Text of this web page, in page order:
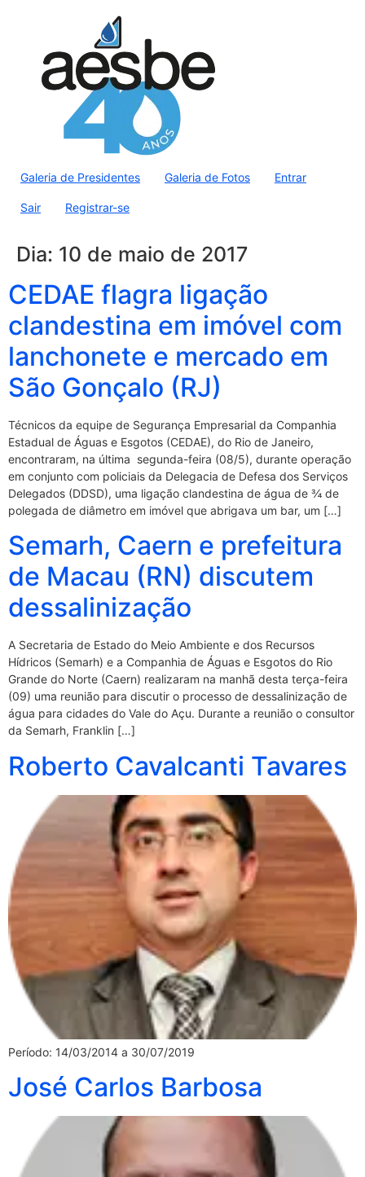
Galeria de Presidentes Galeria de Fotos Entrar
Sair Registrar-se
Dia: 10 de maio de 2017
CEDAE flagra ligação
clandestina em imóvel com
lanchonete e mercado em
São Gonçalo (RJ)
Técnicos da equipe de Segurança Empresarial da Companhia
Estadual de Águas e Esgotos (CEDAE), do Rio de Janeiro,
encontraram, na última segunda-feira (08/5), durante operação
em conjunto com policiais da Delegacia de Defesa dos Serviços
Delegados (DDSD), uma ligação clandestina de água de ¾ de
polegada de diâmetro em imóvel que abrigava um bar, um […]
Semarh, Caern e prefeitura
de Macau (RN) discutem
dessalinização
A Secretaria de Estado do Meio Ambiente e dos Recursos
Hídricos (Semarh) e a Companhia de Águas e Esgotos do Rio
Grande do Norte (Caern) realizaram na manhã desta terça-feira
(09) uma reunião para discutir o processo de dessalinização de
água para cidades do Vale do Açu. Durante a reunião o consultor
da Semarh, Franklin […]
Roberto Cavalcanti Tavares
Período: 14/03/2014 a 30/07/2019
José Carlos Barbosa